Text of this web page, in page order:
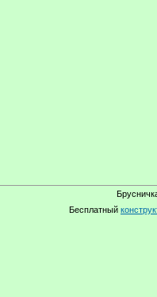
Бесплатный